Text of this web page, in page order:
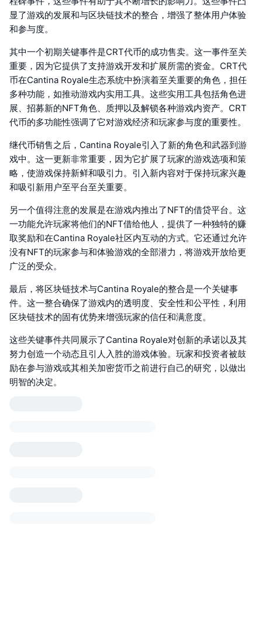
显了游戏的发展和与区块链技术的整合，增强了整体用户体验
和参与度。
其中一个初期关键事件是CRT代币的成功售卖。这一事件至关
重要，因为它提供了支持游戏开发和扩展所需的资金。CRT代
币在Cantina Royale生态系统中扮演着至关重要的角色，担任
多种功能，如推动游戏内实用工具。这些实用工具包括角色进
展、招募新的NFT角色、质押以及解锁各种游戏内资产。CRT
代币的多功能性强调了它对游戏经济和玩家参与度的重要性。
继代币销售之后，Cantina Royale引入了新的角色和武器到游
戏中。这一更新非常重要，因为它扩展了玩家的游戏选项和策
略，使游戏保持新鲜和吸引力。引入新内容对于保持玩家兴趣
和吸引新用户至平台至关重要。
另一个值得注意的发展是在游戏内推出了NFT的借贷平台。这
一功能允许玩家将他们的NFT借给他人，提供了一种独特的赚
取奖励和在Cantina Royale社区内互动的方式。它还通过允许
没有NFT的玩家参与和体验游戏的全部潜力，将游戏开放给更
广泛的受众。
最后，将区块链技术与Cantina Royale的整合是一个关键事
件。这一整合确保了游戏内的透明度、安全性和公平性，利用
区块链技术的固有优势来增强玩家的信任和满意度。
这些关键事件共同展示了Cantina Royale对创新的承诺以及其
努力创造一个动态且引人入胜的游戏体验。玩家和投资者被鼓
励在参与游戏或其相关加密货币之前进行自己的研究，以做出
明智的决定。